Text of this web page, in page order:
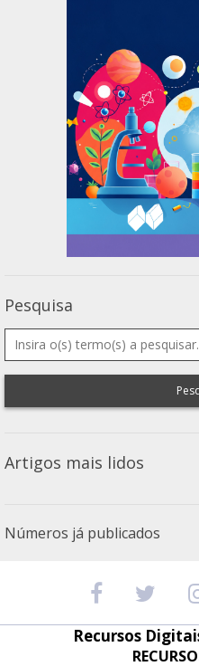
Pesquisa
Artigos mais lidos
Números já publicados
Recursos